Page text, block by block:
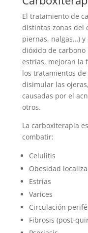
El tratamiento de
distintas zonas del
piernas, nalgas…)
dióxido de
estrías, mejoran la
los tratamientos
disimular las
causadas por el
otros.
La carboxiterapia
combatir:
Celulitis
Obesidad
Estrías
Varices
Circulación
Fibrosis (post-